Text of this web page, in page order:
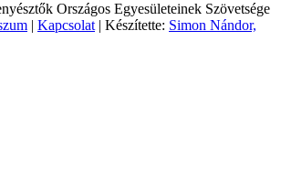
Országos Egyesületeinek Szövetsége
| Kapcsolat | Készítette: Simon Nándor,